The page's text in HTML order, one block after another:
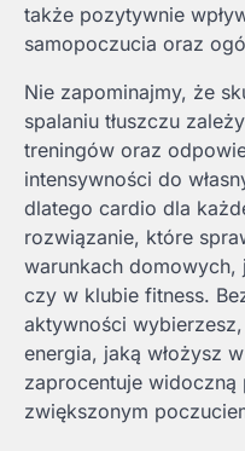
także pozytywnie
samopoczucia oraz
Nie zapominajmy, że
spalaniu tłuszczu
treningów oraz
intensywności do
dlatego cardio dla
rozwiązanie, które
warunkach
czy w klubie fitness.
aktywności
energia, jaką włożysz
zaprocentuje
zwiększonym